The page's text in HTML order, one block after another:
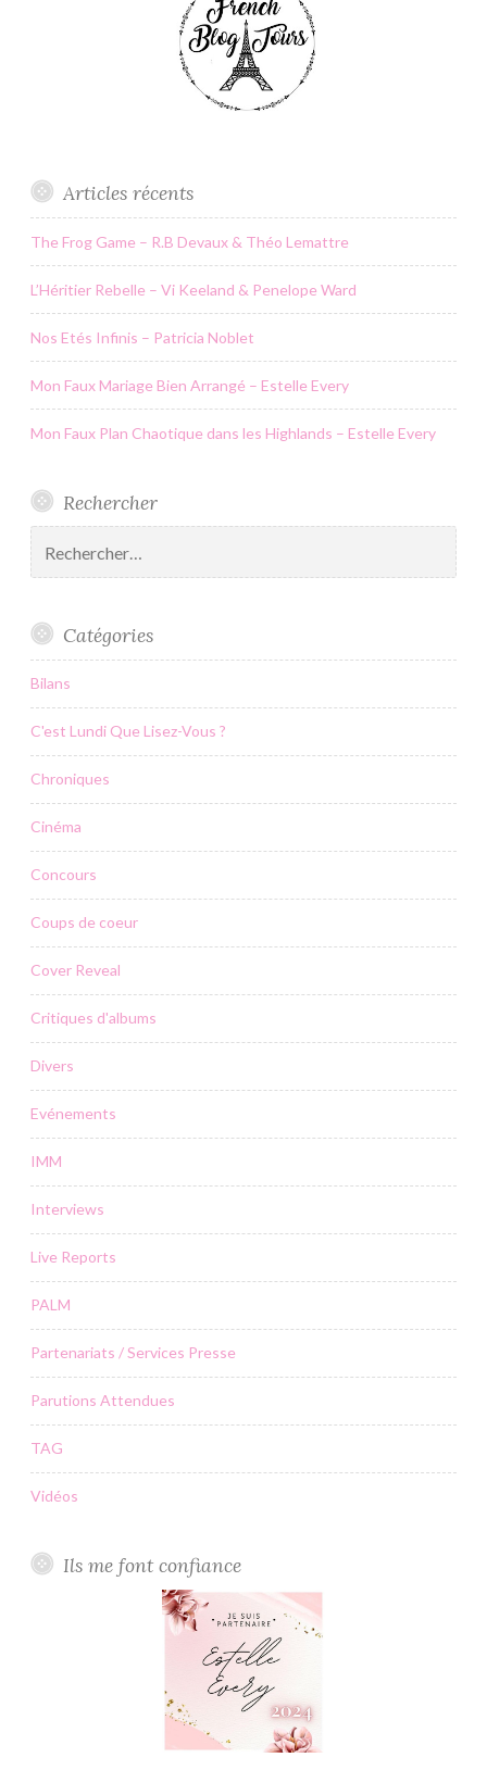
Articles récents
The Frog Game – R.B Devaux & Théo Lemattre
L’Héritier Rebelle – Vi Keeland & Penelope Ward
Nos Etés Infinis – Patricia Noblet
Mon Faux Mariage Bien Arrangé – Estelle Every
Mon Faux Plan Chaotique dans les Highlands – Estelle Every
Rechercher
Catégories
Bilans
C'est Lundi Que Lisez-Vous ?
Chroniques
Cinéma
Concours
Coups de coeur
Cover Reveal
Critiques d'albums
Divers
Evénements
IMM
Interviews
Live Reports
PALM
Partenariats / Services Presse
Parutions Attendues
TAG
Vidéos
Ils me font confiance